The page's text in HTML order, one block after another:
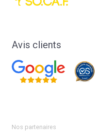
Avis clients
Nos partenaires